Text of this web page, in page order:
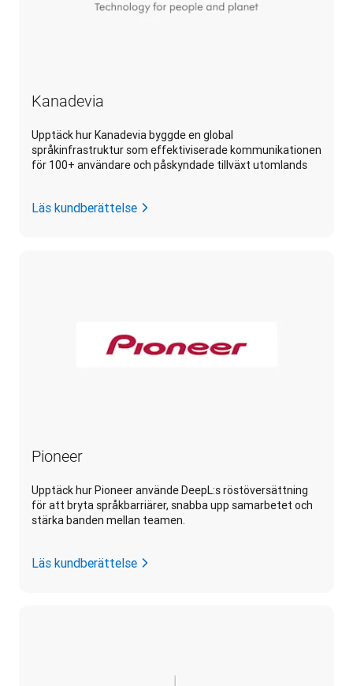
Kanadevia
Upptäck hur Kanadevia byggde en global
språkinfrastruktur som effektiviserade kommunikationen
för 100+ användare och påskyndade tillväxt utomlands
Läs kundberättelse
Pioneer
Upptäck hur Pioneer använde DeepL:s röstöversättning
för att bryta språkbarriärer, snabba upp samarbetet och
stärka banden mellan teamen.
Läs kundberättelse